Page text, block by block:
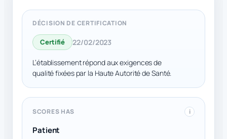
DÉCISION DE CERTIFICATION
Certifié 22/02/2023
L’établissement répond aux exigences de
qualité fixées par la Haute Autorité de Santé.
SCORES HAS i
Patient